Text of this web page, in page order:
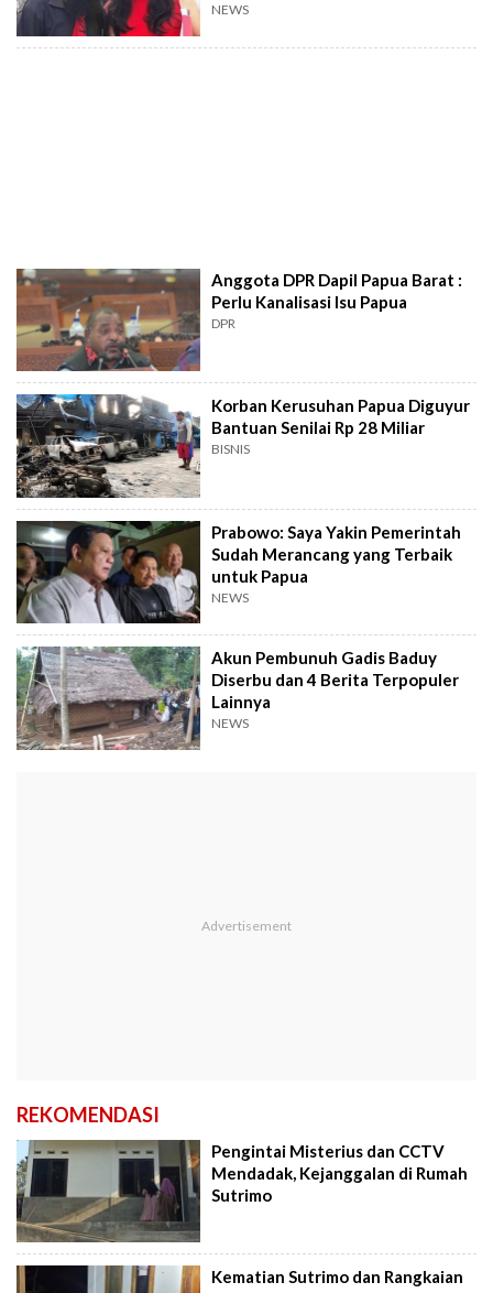
NEWS
Anggota DPR Dapil Papua Barat :
Perlu Kanalisasi Isu Papua
DPR
Korban Kerusuhan Papua Diguyur
Bantuan Senilai Rp 28 Miliar
BISNIS
Prabowo: Saya Yakin Pemerintah
Sudah Merancang yang Terbaik
untuk Papua
NEWS
Akun Pembunuh Gadis Baduy
Diserbu dan 4 Berita Terpopuler
Lainnya
NEWS
REKOMENDASI
Pengintai Misterius dan CCTV
Mendadak, Kejanggalan di Rumah
Sutrimo
Kematian Sutrimo dan Rangkaian